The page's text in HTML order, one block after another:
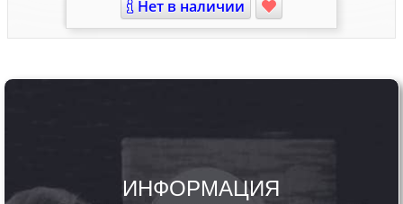
Нет в наличии
ИНФОРМАЦИЯ